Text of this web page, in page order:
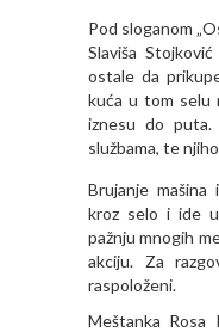
Pod sloganom
Slaviša
ostale da
kuća u tom selu
iznesu do puta.
službama, te
Brujanje
kroz selo i ide
pažnju mnogih
akciju. Za
raspoloženi.
Meštanka Rosa